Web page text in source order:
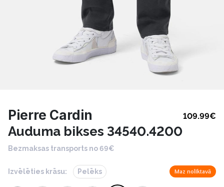
Pierre Cardin 109.99€
Auduma bikses 34540.4200
Bezmaksas transports no 69€
Izvēlēties krāsu: Pelēks Maz noliktavā